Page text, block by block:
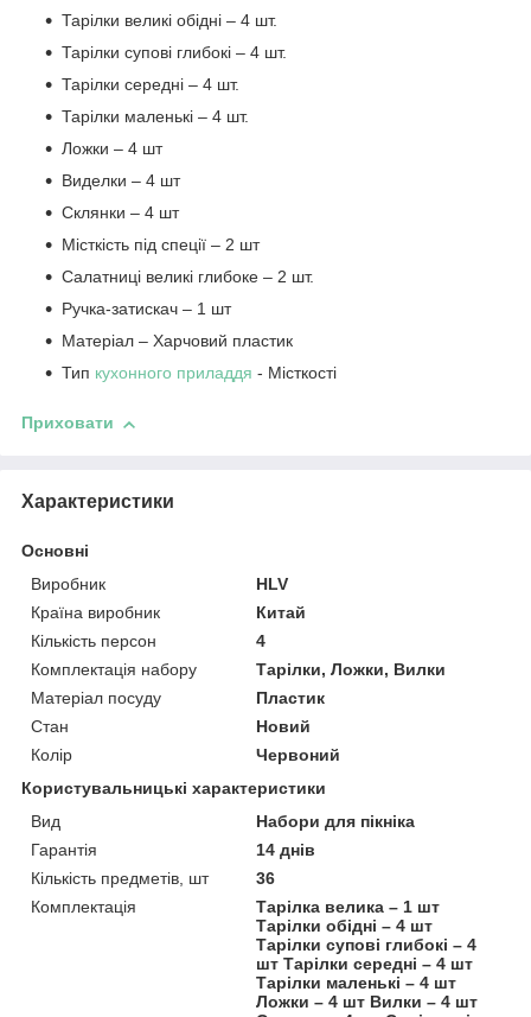
Тарілки великі обідні – 4 шт.
Тарілки супові глибокі – 4 шт.
Тарілки середні – 4 шт.
Тарілки маленькі – 4 шт.
Ложки – 4 шт
Виделки – 4 шт
Склянки – 4 шт
Місткість під спеції – 2 шт
Салатниці великі глибоке – 2 шт.
Ручка-затискач – 1 шт
Матеріал – Харчовий пластик
Тип кухонного приладдя - Місткості
Приховати
Характеристики
Основні
Виробник
HLV
Країна виробник
Китай
Кількість персон
4
Комплектація набору
Тарілки, Ложки, Вилки
Матеріал посуду
Пластик
Стан
Новий
Колір
Червоний
Користувальницькі характеристики
Вид
Набори для пікніка
Гарантія
14 днів
Кількість предметів, шт
36
Комплектація
Тарілка велика – 1 шт
Тарілки обідні – 4 шт
Тарілки супові глибокі – 4
шт Тарілки середні – 4 шт
Тарілки маленькі – 4 шт
Ложки – 4 шт Вилки – 4 шт